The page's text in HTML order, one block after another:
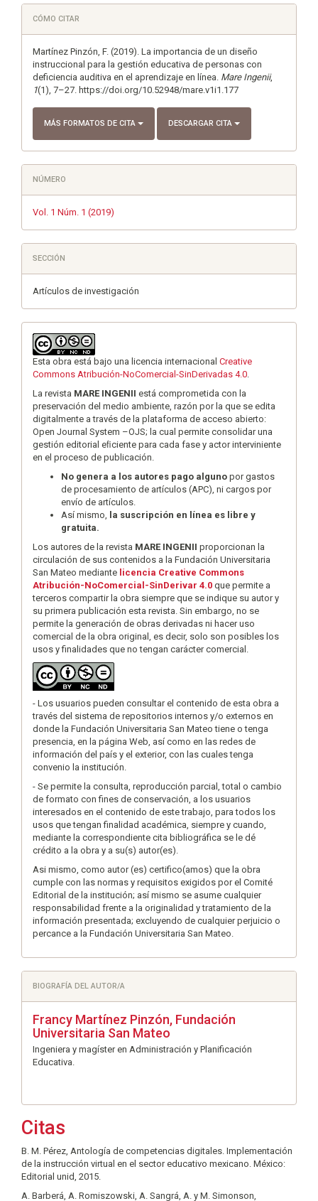
Detalles
del
artículo
CÓMO CITAR
Martínez Pinzón, F. (2019). La importancia de un diseño
instruccional para la gestión educativa de personas con
deficiencia auditiva en el aprendizaje en línea. Mare Ingenii,
1(1), 7–27. https://doi.org/10.52948/mare.v1i1.177
MÁS FORMATOS DE CITA DESCARGAR CITA
NÚMERO
Vol. 1 Núm. 1 (2019)
SECCIÓN
Artículos de investigación
Esta obra está bajo una licencia internacional Creative
Commons Atribución-NoComercial-SinDerivadas 4.0
La revista MARE INGENII está comprometida con la
preservación del medio ambiente, razón por la que se edita
digitalmente a través de la plataforma de acceso abierto:
Open Journal System –OJS; la cual permite consolidar una
gestión editorial eﬁciente para cada fase y actor interviniente
en el proceso de publicación.
No genera a los autores pago alguno por gastos
de procesamiento de artículos (APC), ni cargos por
envío de artículos.
Así mismo, la suscripción en línea es libre y
gratuita.
Los autores de la revista MARE INGENII proporcionan la
circulación de sus contenidos a la Fundación Universitaria
San Mateo mediante licencia Creative Commons
Atribución-NoComercial-SinDerivar 4.0 que permite a
terceros compartir la obra siempre que se indique su autor y
su primera publicación esta revista. Sin embargo, no se
permite la generación de obras derivadas ni hacer uso
comercial de la obra original, es decir, solo son posibles los
usos y finalidades que no tengan carácter comercial.
- Los usuarios pueden consultar el contenido de esta obra a
través del sistema de repositorios internos y/o externos en
donde la Fundación Universitaria San Mateo tiene o tenga
presencia, en la página Web, así como en las redes de
información del país y el exterior, con las cuales tenga
convenio la institución.
- Se permite la consulta, reproducción parcial, total o cambio
de formato con fines de conservación, a los usuarios
interesados en el contenido de este trabajo, para todos los
usos que tengan finalidad académica, siempre y cuando,
mediante la correspondiente cita bibliográfica se le dé
crédito a la obra y a su(s) autor(es).
Asi mismo, como autor (es) certifico(amos) que la obra
cumple con las normas y requisitos exigidos por el Comité
Editorial de la institución; así mismo se asume cualquier
responsabilidad frente a la originalidad y tratamiento de la
información presentada; excluyendo de cualquier perjuicio o
percance a la Fundación Universitaria San Mateo.
BIOGRAFÍA DEL AUTOR/A
Francy Martínez Pinzón, Fundación
Universitaria San Mateo
Ingeniera y magíster en Administración y Planificación
Educativa.
Citas
B. M. Pérez, Antología de competencias digitales. Implementación
de la instrucción virtual en el sector educativo mexicano. México:
Editorial unid, 2015.
A. Barberá, A. Romiszowski, A. Sangrá, A. y M. Simonson,